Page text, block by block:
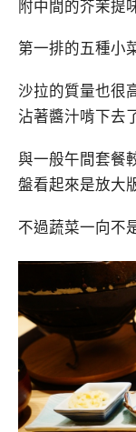
附中間的芥茉提
第一排的五種小
沙拉的質量也很
沾著醬汁啃下去
與一般午間套餐
盤看起來是放大
不過蔬菜一向不